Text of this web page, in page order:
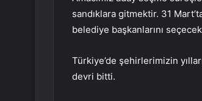
sandıklara gitmektir. 31
belediye başkanlarını
Türkiye’de şehirlerimizin
devri bitti.